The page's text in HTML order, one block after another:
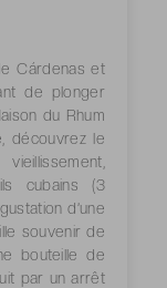
Cárdenas et
de plonger
du Rhum
découvrez le
cubains (3
d’une
souvenir de
bouteille de
par un arrêt